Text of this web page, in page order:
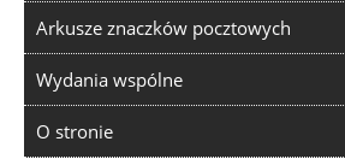
Arkusze znaczków pocztowych
Wydania wspólne
O stronie